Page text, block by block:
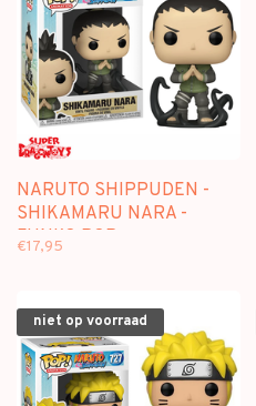
NARUTO SHIPPUDEN -
SHIKAMARU NARA -
FUNKO POP
€17,95
niet op voorraad